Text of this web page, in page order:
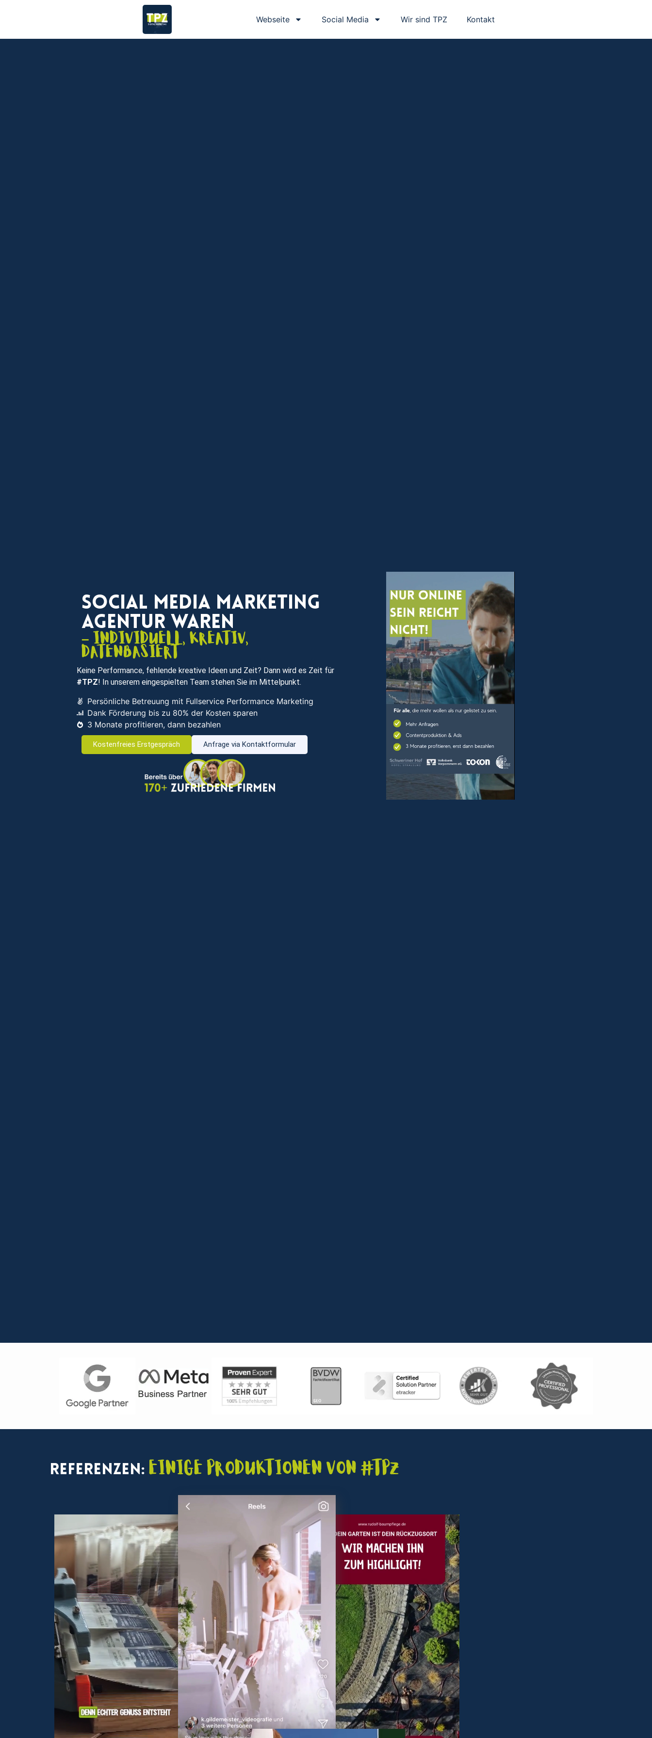
Webseite Social Media Wir sind TPZ Kontakt
Social Media Marketing
Agentur Waren
– individuell, kreativ,
datenbasiert
Keine Performance, fehlende kreative Ideen und Zeit? Dann wird es Zeit für
#TPZ! In unserem eingespielten Team stehen Sie im Mittelpunkt.
Persönliche Betreuung mit Fullservice Performance Marketing
Dank Förderung bis zu 80% der Kosten sparen
3 Monate profitieren, dann bezahlen
Kostenfreies Erstgespräch Anfrage via Kontaktformular
Referenzen: Einige Produktionen von #TPZ